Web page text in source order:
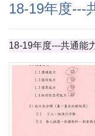
18-19年度---
18-19年度---共通能